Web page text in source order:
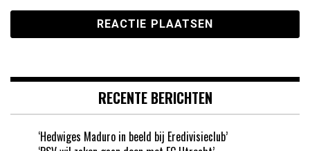
RECENTE BERICHTEN
‘Hedwiges Maduro in beeld bij Eredivisieclub’